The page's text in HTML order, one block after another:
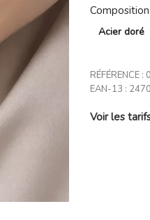
Acier doré
RÉFÉRENCE :
EAN-13 :
Voir les